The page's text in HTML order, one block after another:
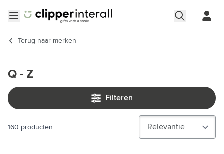
Terug naar merken
Q - Z
Filteren
160 producten